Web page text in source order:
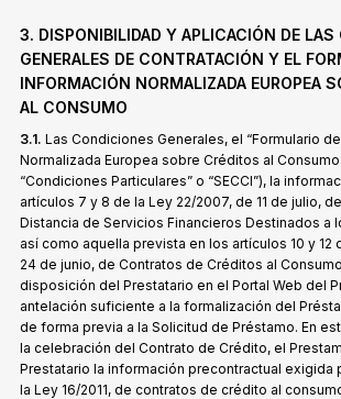
3. DISPONIBILIDAD Y APLICACIÓN DE LAS
GENERALES DE CONTRATACIÓN Y EL
INFORMACIÓN NORMALIZADA EUROPEA
AL CONSUMO
3.1. Las Condiciones Generales, el “Formulario
Normalizada Europea sobre Créditos al
“Condiciones Particulares” o “SECCI”), la
artículos 7 y 8 de la Ley 22/2007, de 11 de julio,
Distancia de Servicios Financieros Destinados a
así como aquella prevista en los artículos 10 y 12
24 de junio, de Contratos de Créditos al
disposición del Prestatario en el Portal Web del
antelación suficiente a la formalización del
de forma previa a la Solicitud de Préstamo. En
la celebración del Contrato de Crédito, el
Prestatario la información precontractual exigida
la Ley 16/2011, de contratos de crédito al